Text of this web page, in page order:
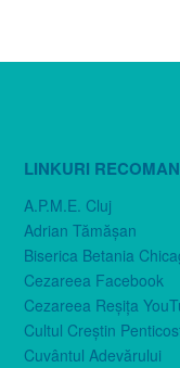
LINKURI
A.P.M.E. Cluj
Adrian Tămăşan
Biserica Betania
Cezareea Facebook
Cezareea Reşiţa
Cultul Creştin
Cuvântul Adevărului